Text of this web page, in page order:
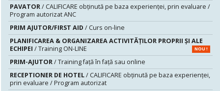
PAVATOR/ CALIFICARE obținută pe baza experienței, prin evaluare /
Program autorizat ANC
PRIM AJUTOR/FIRST AID / Curs on-line
PLANIFICAREA & ORGANIZAREA ACTIVITĂȚILOR PROPRII ȘI ALE
ECHIPEI / Training ON-LINE NOU !
PRIM-AJUTOR/ Training față în față sau online
RECEPTIONER DE HOTEL/ CALIFICARE obținută pe baza experienței,
prin evaluare / Program autorizat